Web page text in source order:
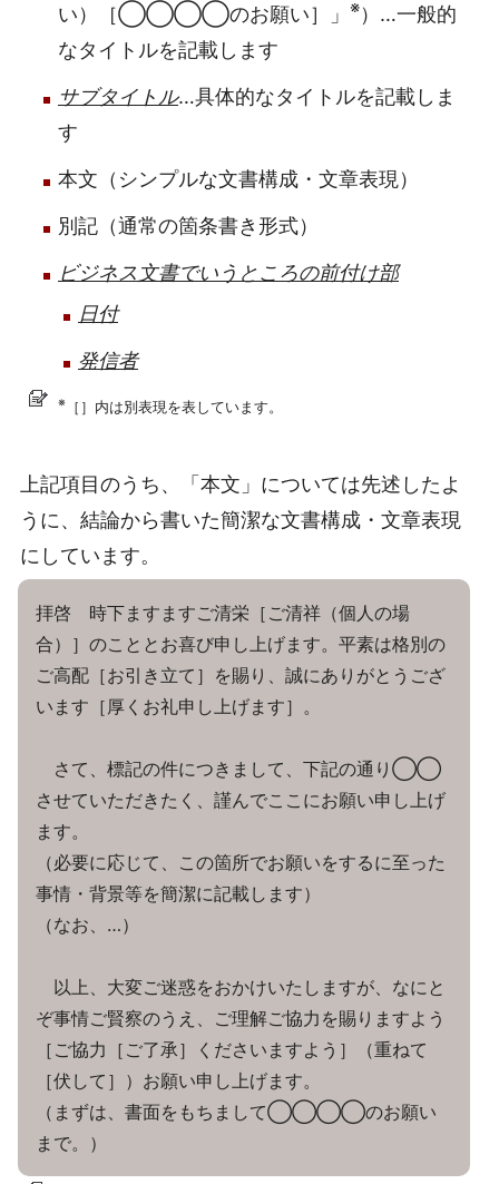
い）［◯◯◯◯のお願い］」 ※）…一般的
なタイトルを記載します
サブタイトル…具体的なタイトルを記載しま
す
本文（シンプルな文書構成・文章表現）
別記（通常の箇条書き形式）
ビジネス文書でいうところの前付け部
日付
発信者
※ ［］内は別表現を表しています。
上記項目のうち、「本文」については先述したよ
うに、結論から書いた簡潔な文書構成・文章表現
にしています。
拝啓 時下ますますご清栄［ご清祥（個人の場
合）］のこととお喜び申し上げます。平素は格別の
ご高配［お引き立て］を賜り、誠にありがとうござ
います［厚くお礼申し上げます］。
さて、標記の件につきまして、下記の通り◯◯
させていただきたく、謹んでここにお願い申し上げ
ます。
（必要に応じて、この箇所でお願いをするに至った
事情・背景等を簡潔に記載します）
（なお、…）
以上、大変ご迷惑をおかけいたしますが、なにと
ぞ事情ご賢察のうえ、ご理解ご協力を賜りますよう
［ご協力［ご了承］くださいますよう］（重ねて
［伏して］）お願い申し上げます。
（まずは、書面をもちまして◯◯◯◯のお願い
まで。）